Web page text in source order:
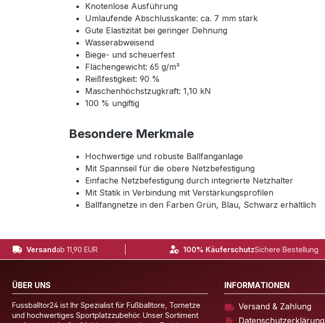
Knotenlose Ausführung
Umlaufende Abschlusskante: ca. 7 mm stark
Gute Elastizität bei geringer Dehnung
Wasserabweisend
Biege- und scheuerfest
Flächengewicht: 65 g/m²
Reißfestigkeit: 90 %
Maschenhöchstzugkraft: 1,10 kN
100 % ungiftig
Besondere Merkmale
Hochwertige und robuste Ballfanganlage
Mit Spannseil für die obere Netzbefestigung
Einfache Netzbefestigung durch integrierte Netzhalter
Mit Statik in Verbindung mit Verstärkungsprofilen
Ballfangnetze in den Farben Grün, Blau, Schwarz erhältlich
Versandab 11,90 EUR 100% KäuferschutzSichere Bestellung
ÜBER UNS
Fussballtor24 ist Ihr Spezialist für Fußballtore, Tornetze
und hochwertiges Sportplatzzubehör. Unser Sortiment
INFORMATIONEN
Versand & Zahlung
Datenschutzerklärung